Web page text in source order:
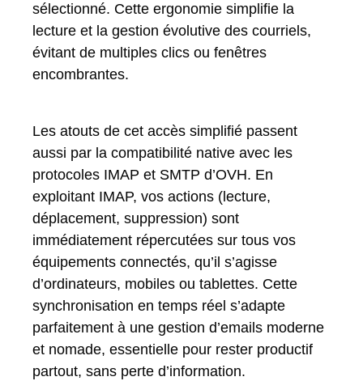
sélectionné. Cette ergonomie simplifie la
lecture et la gestion évolutive des courriels,
évitant de multiples clics ou fenêtres
encombrantes.
Les atouts de cet accès simplifié passent
aussi par la compatibilité native avec les
protocoles IMAP et SMTP d’OVH. En
exploitant IMAP, vos actions (lecture,
déplacement, suppression) sont
immédiatement répercutées sur tous vos
équipements connectés, qu’il s’agisse
d’ordinateurs, mobiles ou tablettes. Cette
synchronisation en temps réel s’adapte
parfaitement à une gestion d’emails moderne
et nomade, essentielle pour rester productif
partout, sans perte d’information.